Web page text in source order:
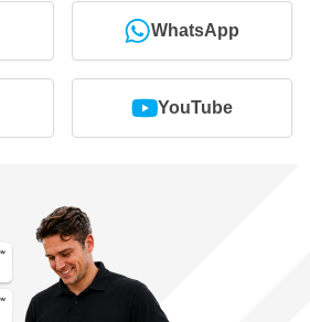
WhatsApp
YouTube